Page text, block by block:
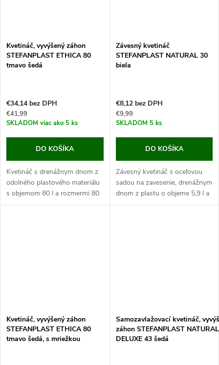
Kvetináč, vyvýšený záhon
STEFANPLAST ETHICA 80
tmavo šedá
€34,14 bez DPH
€41,99
SKLADOM viac ako 5 ks
DO KOŠÍKA
Kvetináč s drenážnym dnom z
odolného plastového materiálu
s objemom 80 l a rozmermi 80
x 36 x 35 cm.
Závesný kvetináč
STEFANPLAST NATURAL 30
biela
€8,12 bez DPH
€9,99
SKLADOM 5 ks
DO KOŠÍKA
Závesný kvetináč s oceľovou
sadou na zavesenie, drenážnym
dnom z plastu o objeme 5,9 l a
rozmeroch Ø30 x 14,5 cm.
Kvetináč, vyvýšený záhon
STEFANPLAST ETHICA 80
tmavo šedá, s mriežkou
Samozavlažovací kvetináč,
záhon STEFANPLAST NATURAL
DELUXE 43 šedá